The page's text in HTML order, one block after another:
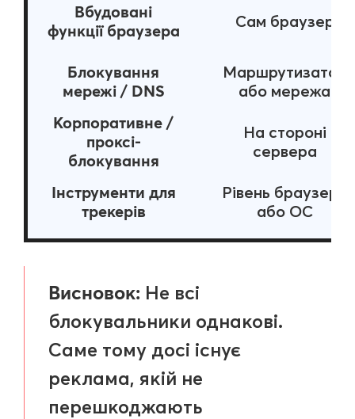
Вбудовані
функції браузера
Сам браузер
Блокування
мережі / DNS
Маршрутизатор
або мережа
Корпоративне /
проксі-
блокування
На стороні
сервера
Інструменти для
трекерів
Рівень браузера
або ОС
Висновок: Не всі
блокувальники однакові.
Саме тому досі існує
реклама, якій не
перешкоджають